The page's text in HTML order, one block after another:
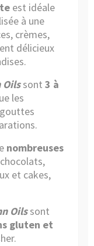
est idéale
à une
crèmes,
délicieux
Oilssont 3 à
les
nombreuses
et cakes,
Oilssont
gluten et